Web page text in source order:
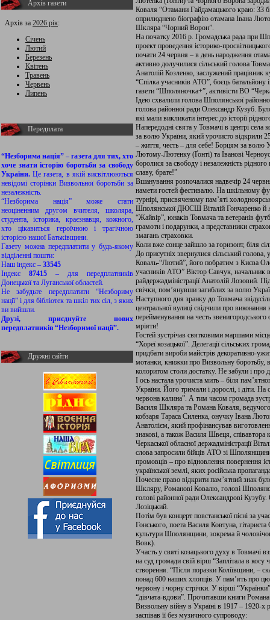
Архів газети
Архів за 2026 рік:
Січень
Лютий
Березень
Квітень
Травень
Червень
Липень
Передплата
“Незборима нація” – газета для тих, хто
хоче знати історію боротьби за свободу
України.Це газета, в якій висвітлюються
невідомі сторінки Визвольної боротьби за
незалежність.
“Незборима нація” може стати
неоціненним другом вчителя, школяра,
студента, історика, краєзнавця, кожного,
хто цікавиться героїчною і трагічною
історією нашої Батьківщини.
Газету можна передплатити у будь-якому
відділенні пошти:
Наш індекс – 33545
Індекс 87415 – для передплатників
Донецької та Луганської областей.
Не забудьте передплатити “Незбориму
нації” і для бібліотек та шкіл тих сіл, з яких
ви вийшли.
Друзі, приєднуйте нових
передплатників “Незборимої нації”.
Дружні сайти
Коваля “Отамани Гайдамацького краю: 33
оприлюднено біографію отамана Івана
Шкляра “Чорний Ворон”.
На початку 2016 р. Громадська рада при
проект проведення історико-
почати 24 червня – в день народження
активно долучилися сільський голова
Анатолій Козленко, заслужений
“Спілка учасників АТО”, боєць батальйону
газети “Шполяночка+”, активісти ВО
Ідею схвалили голова Шполянської
голова районної ради Олександр Кузуб.
які мали викликати інтерес до історії
Напередодні свята у Товмачі в центрі села
за волю України, який урочисто відкрили
– життя, честь – для себе! Борцям за волю
Лютому-Лютенку (Ґонті) та Іванові
боролися за свободу і незалежність
славу, брате!”
Вшанування розпочалися надвечір 24
намети гостей фестивалю. На шкільному
турнірі, присвяченому пам’яті
Шполянської ДЮСШ Віталій Гончаренко й
“Жайвір”, юнаків Товмача та ветеранів
грамоти і подарунки, а представники
змагань страховки.
Коли вже сонце зайшло за горизонт, біля
До присутніх звернулися сільський
Коваль-“Лютий”, його побратим з Києва
учасників АТО” Віктор Савчук, начальник
райдержадміністрації Анатолій Лозовий.
свічки, пом’янувши загиблих за волю
Наступного дня зранку до Товмача
центральної вулиці свідчили про виконання
перейменування на честь
мріяти!
Гостей зустрічав святковими маршами
“Хореї козацької”. Делегації сільських
придбати вироби майстрів декоративно-
мотанки, книжки про Визвольну боротьбу,
колоритом столи достатку. Не забули і про
І ось настала урочиста мить – біля
України. Його тримали і дорослі, і діти. На
червона калина”. А тим часом громада
Василя Шкляра та Романа Коваля,
кобзаря Тараса Силенка, онучку Івана
Анатолієм, який профінансував
знакові, а також Василя Швеця,
Черкаської обласної держадміністрації
слова запросили бійців АТО зі
промовців – про відновлення повернення
української землі, яких російська
Почесне право відкрити пам’ятний знак
Шкляру, Романові Ковалю, голові
голові районної ради Олександрові
Лозіцький.
Потім був концерт повстанської пісні за
Гонського, поета Василя Ковтуна,
культури Шполянщини, зокрема й
Вовк).
Участь у святі козацького духу в Товмачі
на суд громади свій вірш “Заплітала в
створення. “Після поразки Коліївщини, –
понад 600 наших хлопців. У пам’ять про цю
червону і чорну стрічки. У вірші
“дівчата-вдови”. Прочитавши книги
Визвольну війну в Україні в 1917 – 1920-х
заспівав її без музичного супроводу: